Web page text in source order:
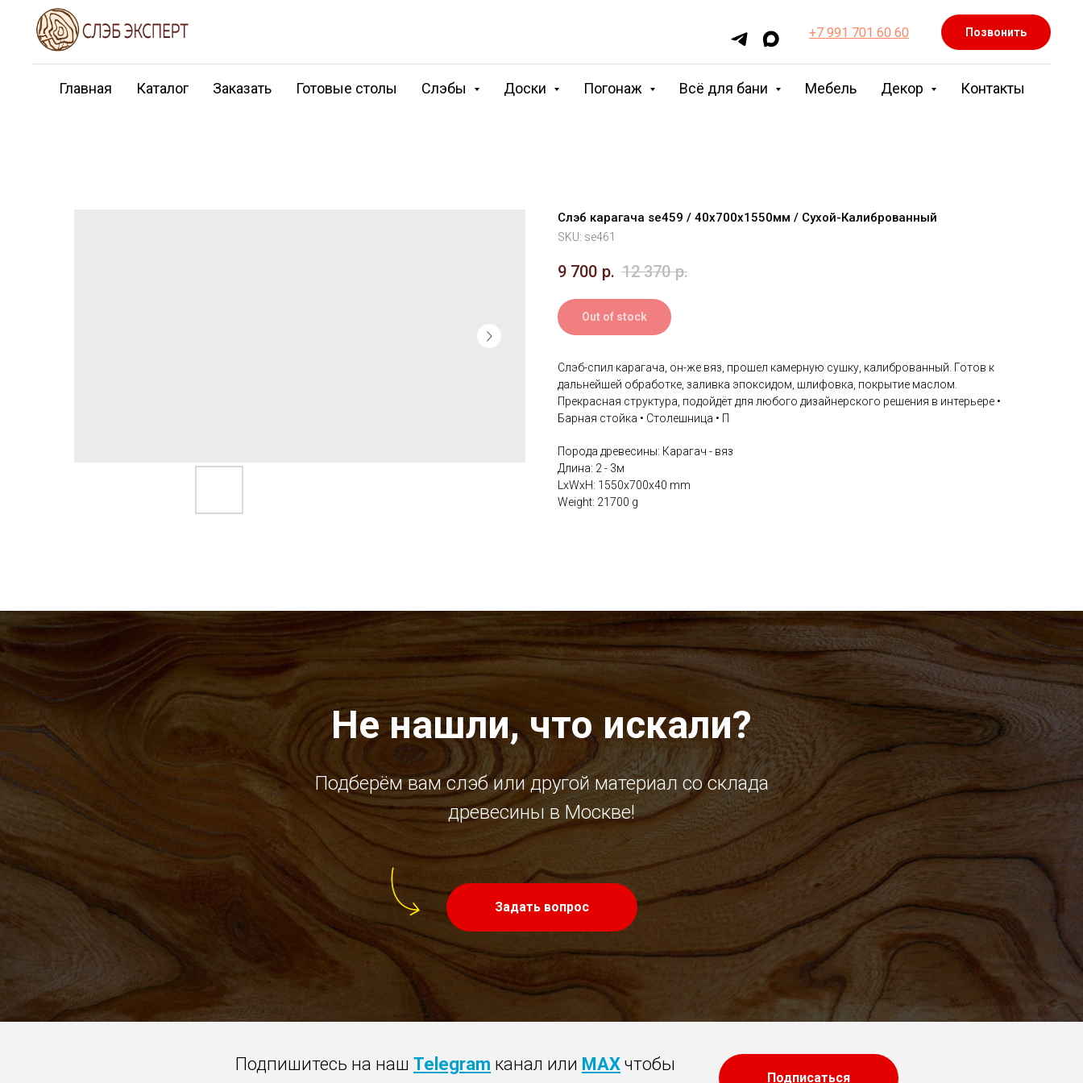
+7 991 701 60 60 Позвонить
Главная Каталог Заказать Готовые столы Слэбы Доски Погонаж Всё для бани Мебель Декор Контакты
Слэб карагача se459 / 40х700х1550мм / Сухой-Калиброванный
SKU: se461
9 700 р. 12 370 р.
Out of stock
Слэб-спил карагача, он-же вяз, прошел камерную сушку, калиброванный. Готов к
дальнейшей обработке, заливка эпоксидом, шлифовка, покрытие маслом.
Прекрасная структура, подойдёт для любого дизайнерского решения в интерьере •
Барная стойка • Столешница • П
Порода древесины: Карагач - вяз
Длина: 2 - 3м
LxWxH: 1550x700x40 mm
Weight: 21700 g
Не нашли, что искали?
Подберём вам слэб или другой материал со склада
древесины в Москве!
Задать вопрос
Подпишитесь на наш Telegram канал или MAX чтобы
Подписаться